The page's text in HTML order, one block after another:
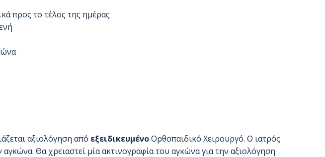
προς το τέλος της ημέρας
αξιολόγηση από εξειδικευμένοΟρθοπαιδικό Χειρουργό. Ο ιατρός
αγκώνα. Θα χρειαστεί μία ακτινογραφία του αγκώνα για την αξιολόγηση